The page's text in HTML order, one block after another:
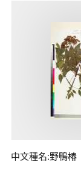
中文種名:野鴨椿